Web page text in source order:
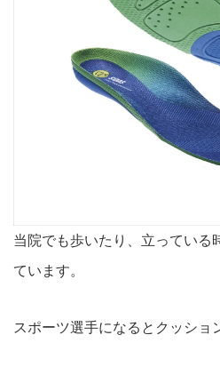
当院でも歩いたり、立っている
ています。
スポーツ選手になるとクッショ